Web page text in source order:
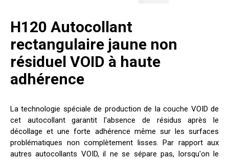
H120 Autocollant
rectangulaire jaune non
résiduel VOID à haute
adhérence
La technologie spéciale de production de la couche VOID de
cet autocollant garantit l'absence de résidus après le
décollage et une forte adhérence même sur les surfaces
problématiques non complètement lisses. Par rapport aux
autres autocollants VOID, il ne se sépare pas, lorsqu'on le